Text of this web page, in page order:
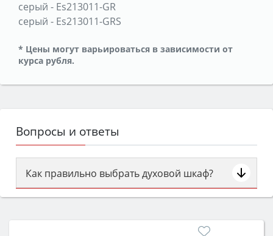
серый - Es213011-GR
серый - Es213011-GRS
* Цены могут варьироваться в зависимости от
курса рубля.
Вопросы и ответы
Как правильно выбрать духовой шкаф?
Сначала определитесь с типом (газовый или
затем смотрите на объём 50–70 л для семьи,